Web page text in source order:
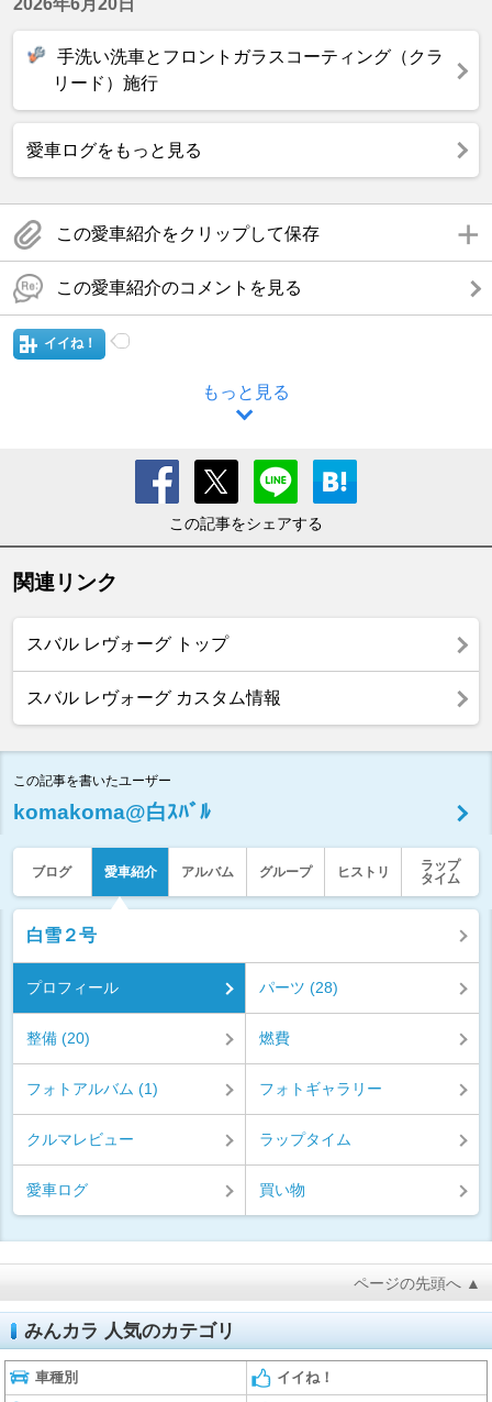
2026年6月20日
手洗い洗車とフロントガラスコーティング（クラ
リード）施行
愛車ログをもっと見る
この愛車紹介をクリップして保存
この愛車紹介のコメントを見る
イイね！
もっと見る
この記事をシェアする
関連リンク
スバル レヴォーグ トップ
スバル レヴォーグ カスタム情報
この記事を書いたユーザー
komakoma@白ｽﾊﾞﾙ
ブログ 愛車紹介 アルバム グループ ヒストリ
ラップ
タイム
白雪２号
プロフィール パーツ (28)
整備 (20) 燃費
フォトアルバム (1) フォトギャラリー
クルマレビュー ラップタイム
愛車ログ 買い物
ページの先頭へ ▲
みんカラ 人気のカテゴリ
車種別 イイね！